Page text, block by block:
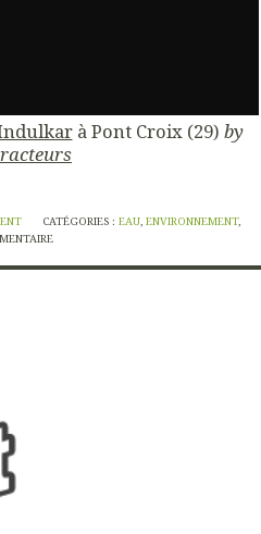
à Pont Croix (29) by
CATÉGORIES :EAU ,ENVIRONNEMENT,